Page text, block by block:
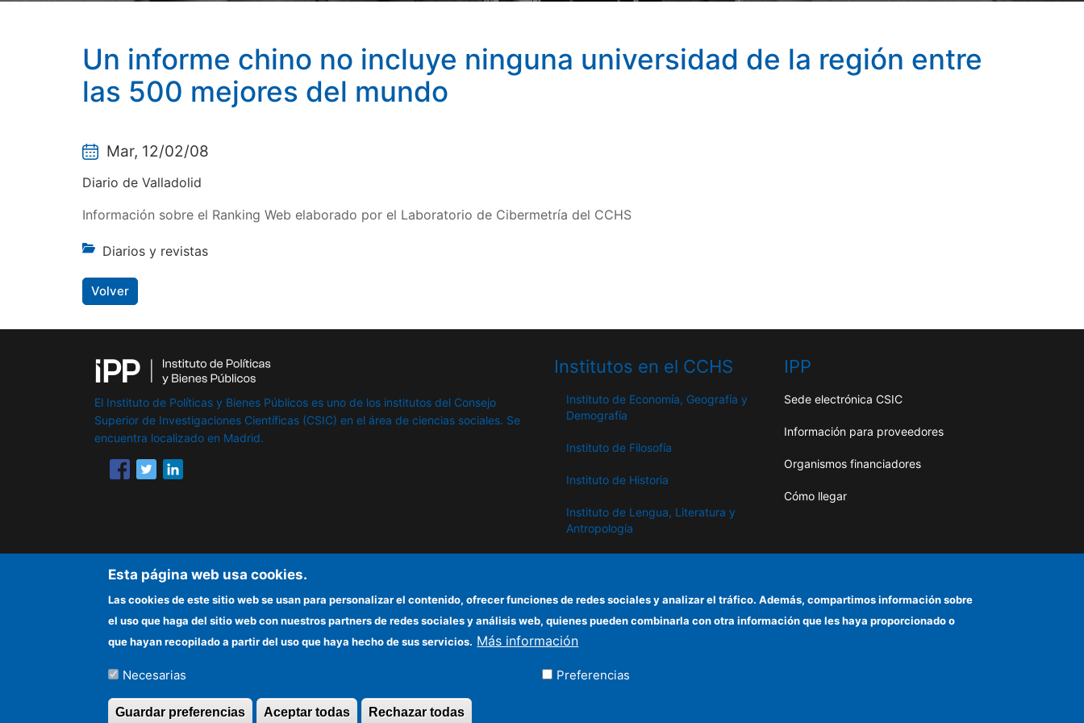
Un informe chino no incluye ninguna universidad de la región entre
las 500 mejores del mundo
Mar, 12/02/08
Diario de Valladolid
Información sobre el Ranking Web elaborado por el Laboratorio de Cibermetría del CCHS
Diarios y revistas
Volver
El Instituto de Políticas y Bienes Públicos es uno de los institutos del Consejo
Superior de Investigaciones Científicas (CSIC) en el área de ciencias sociales. Se
encuentra localizado en Madrid.
Institutos en el CCHS
Instituto de Economía, Geografía y
Demografía
Instituto de Filosofía
Instituto de Historia
Instituto de Lengua, Literatura y
Antropología
Próximo
Instituto de Políticas y Bienes
Públicos
IPP
Sede electrónica CSIC
Información para proveedores
Organismos financiadores
Cómo llegar
©Copyright 2026 Todos los derechos reservados
Esta página web usa cookies.
Las cookies de este sitio web se usan para personalizar el contenido, ofrecer funciones de redes sociales y analizar el tráfico. Además, compartimos información sobre
el uso que haga del sitio web con nuestros partners de redes sociales y análisis web, quienes pueden combinarla con otra información que les haya proporcionado o
que hayan recopilado a partir del uso que haya hecho de sus servicios. Más información
Necesarias Preferencias
Guardar preferencias Rechazar todas
Aceptar todas